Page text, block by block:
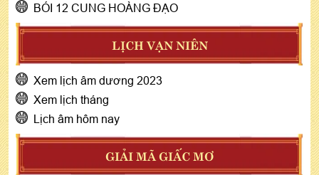
BÓI 12 CUNG HOÀNG ĐẠO
LỊCH VẠN NIÊN
Xem lịch âm dương 2023
Xem lịch tháng
Lịch âm hôm nay
GIẢI MÃ GIẤC MƠ